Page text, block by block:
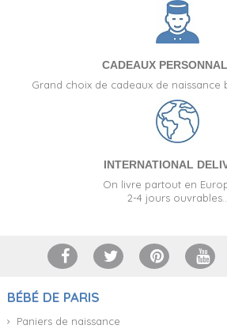
CADEAUX
Grand choix de cadeaux de naissance
INTERNATIONAL
On livre partout en
2-4 jours ouvrables..
BÉBÉ DE PARIS
Paniers de naissance